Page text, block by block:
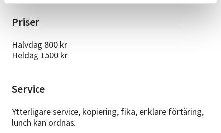
Priser
Halvdag 800 kr
Heldag 1500 kr
Service
Ytterligare service, kopiering, fika, enklare förtäring,
lunch kan ordnas.